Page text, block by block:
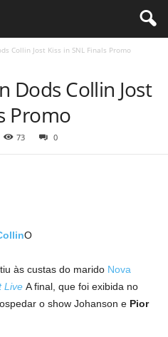
Collin Jost Kiss in SNL Finals Promo
Dods Collin Jost
Promo
73 0
O
às custas do marido Nova
Live A final, que foi exibida no
o show Johanson e Pior